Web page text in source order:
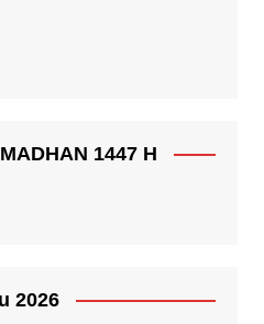
1447 H
2026